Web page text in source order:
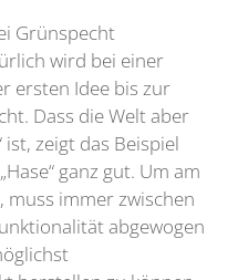
Grünspecht
wird bei einer
ersten Idee bis zur
Dass die Welt aber
ist, zeigt das Beispiel
ganz gut. Um am
muss immer zwischen
abgewogen